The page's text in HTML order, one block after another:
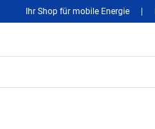
Ihr Shop für mobile Energie